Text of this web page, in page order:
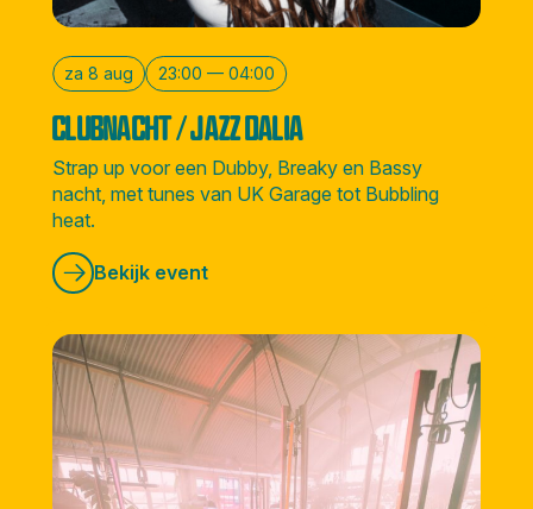
za 8 aug 23:00 — 04:00
CLUBNACHT / JAZZ DALIA
Strap up voor een Dubby, Breaky en Bassy
nacht, met tunes van UK Garage tot Bubbling
heat.
Bekijk event